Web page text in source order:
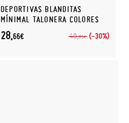
DEPORTIVAS BLANDITAS
MÍNIMAL TALONERA COLORES
40,95€ (-30%)
28,66€